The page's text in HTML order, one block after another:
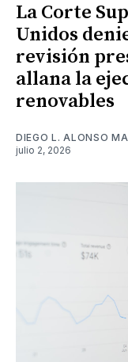
La Corte
Unidos
revisión
allana la
renovables
DIEGO L. ALONSO
julio 2, 2026